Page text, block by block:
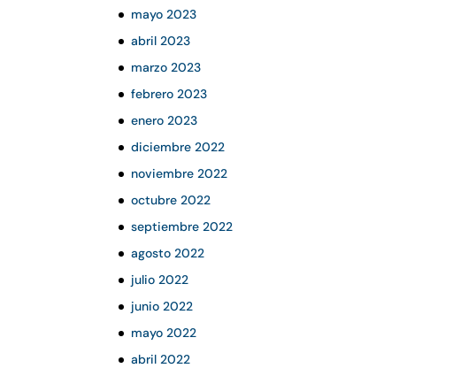
mayo 2023
abril 2023
marzo 2023
febrero 2023
enero 2023
diciembre 2022
noviembre 2022
octubre 2022
septiembre 2022
agosto 2022
julio 2022
junio 2022
mayo 2022
abril 2022